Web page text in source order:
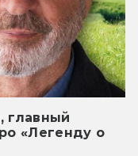
главный
«Легенду о